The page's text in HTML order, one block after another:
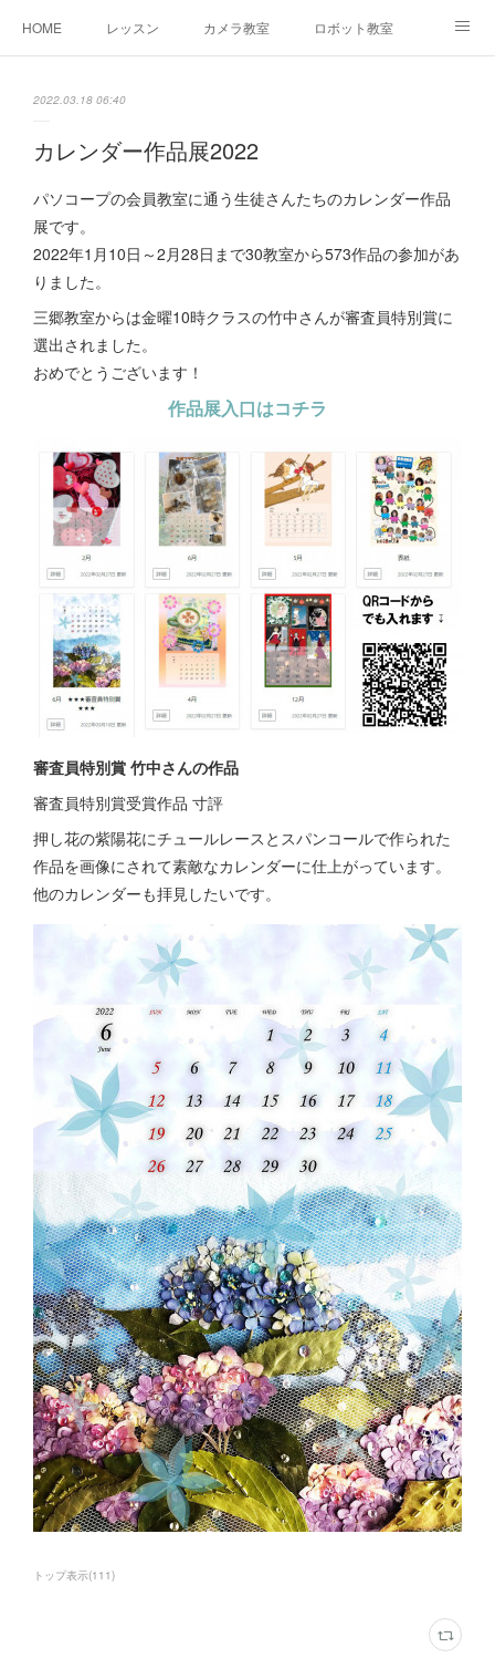
HOME レッスン カメラ教室 ロボット教室
2022.03.18 06:40
カレンダー作品展2022
パソコープの会員教室に通う生徒さんたちのカレンダー作品
展です。
2022年1月10日～2月28日まで30教室から573作品の参加があ
りました。
三郷教室からは金曜10時クラスの竹中さんが審査員特別賞に
選出されました。
おめでとうございます！
作品展入口はコチラ
審査員特別賞 竹中さんの作品
審査員特別賞受賞作品 寸評
押し花の紫陽花にチュールレースとスパンコールで作られた
作品を画像にされて素敵なカレンダーに仕上がっています。
他のカレンダーも拝見したいです。
トップ表示(111)